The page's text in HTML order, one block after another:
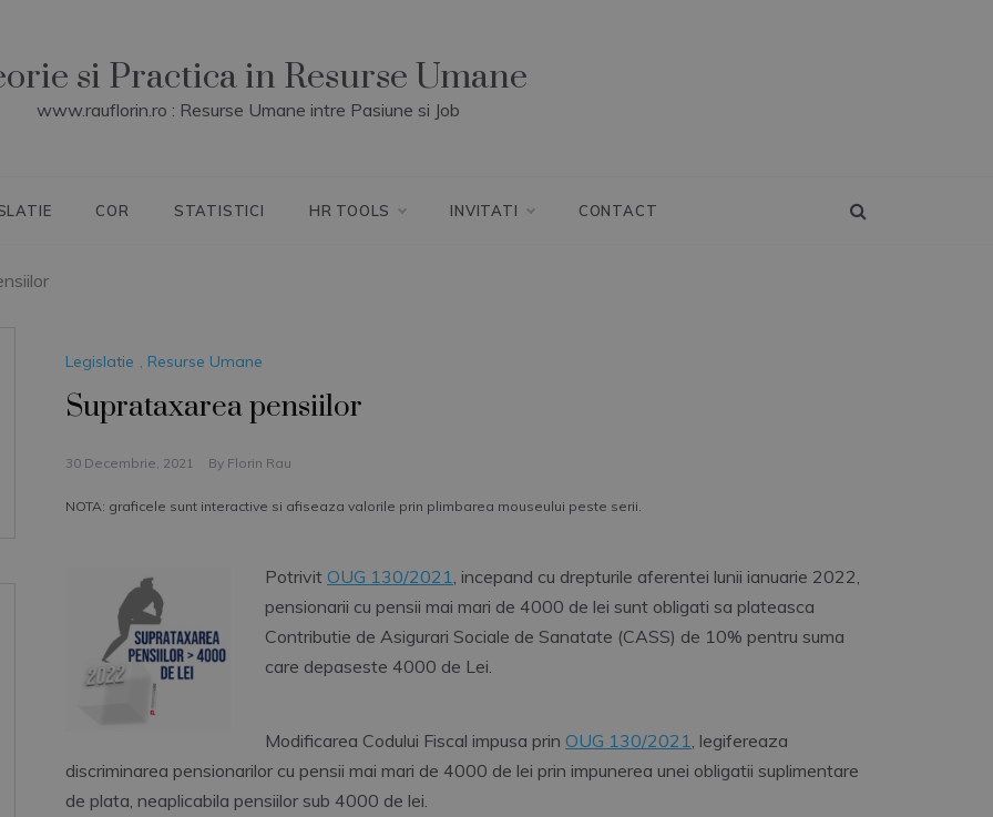
si Practica in Resurse Umane
www.rauflorin.ro : Resurse Umane intre Pasiune si Job
COR STATISTICI HR TOOLS INVITATI CONTACT
Legislatie , Resurse Umane
Suprataxarea pensiilor
30 Decembrie, 2021 By Florin Rau
NOTA: graficele sunt interactive si afiseaza valorile prin plimbarea mouseului peste serii.
Potrivit OUG 130/2021, incepand cu drepturile aferentei lunii ianuarie 2022,
pensionarii cu pensii mai mari de 4000 de lei sunt obligati sa plateasca
Contributie de Asigurari Sociale de Sanatate (CASS) de 10% pentru suma
care depaseste 4000 de Lei.
Modificarea Codului Fiscal impusa prin OUG 130/2021, legifereaza
discriminarea pensionarilor cu pensii mai mari de 4000 de lei prin impunerea unei obligatii suplimentare
de plata, neaplicabila pensiilor sub 4000 de lei.